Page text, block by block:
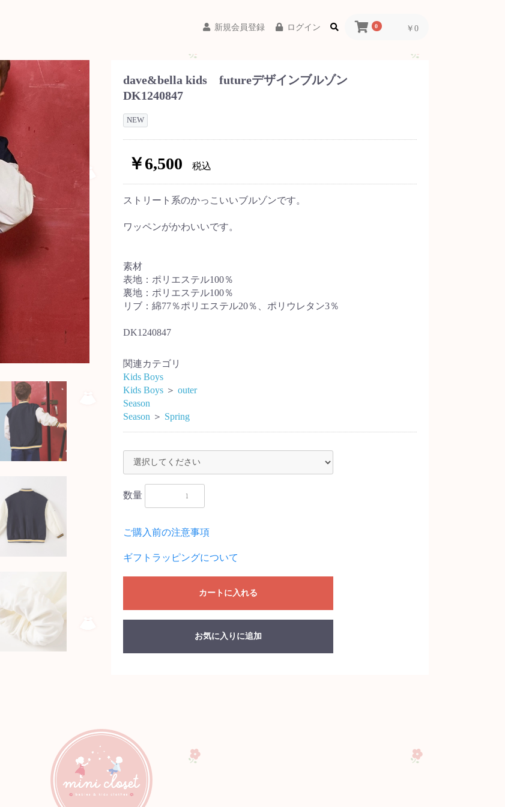
新規会員登録 ログイン 0 ￥0
dave&bella kids futureデザインブルゾン
DK1240847
NEW
￥6,500 税込
ストリート系のかっこいいブルゾンです。
ワッペンがかわいいです。
素材
表地：ポリエステル100％
裏地：ポリエステル100％
リブ：綿77％ポリエステル20％、ポリウレタン3％
DK1240847
関連カテゴリ
Kids Boys
Kids Boys ＞ outer
Season
Season ＞ Spring
数量
ご購入前の注意事項
ギフトラッピングについて
カートに入れる
お気に入りに追加